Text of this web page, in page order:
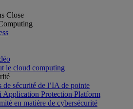
Close
le cloud computing
de sécurité de l’IA de pointe
Application Protection Platform
en matière de cybersécurité